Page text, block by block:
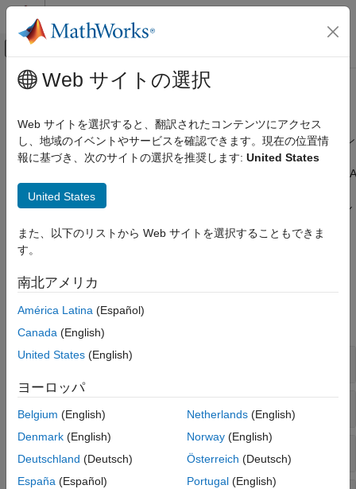
コンテンツへスキップ
オフキャンバス ナビゲーション メ
ドキュメンテーションのホーム
モデル化
モデリング ガイドライン
カテゴリ
Stateflow チャートの考慮事項
MATLAB 関数と MATLAB コードの考慮事項
コンフィギュレーション パラメーターの考
慮事項
要件の考慮事項
メインコンテンツ
MISRA C 準拠の考慮事項
モデリング スタイル、ブロックの使用およびコンフィギュレーシ
ョン設定を含む MISRA C:2012 および MISRA C:2023 への準拠
これらの高信頼性モデリング ガイドラインを使用すると、MISRA
C:2012 および MISRA C:2023 コーディング規約に準拠したコー
ドを生成する可能性を高めることを目的としてシステムをモデル
ックと MISRA C コーディング規約用のモデル アドバイザー チェ
ック
モデリング ガイドライン
すべて展開する
モデリング スタイル
コンフィギュレーション設定
Web サイトの選択
Web サイトを選択すると、翻訳されたコンテンツにアクセス
し、地域のイベントやサービスを確認できます。現在の位置情
報に基づき、次のサイトの選択を推奨します: United States
United States
また、以下のリストから Web サイトを選択することもできま
す。
南北アメリカ
América Latina (Español)
Canada (English)
United States (English)
ヨーロッパ
Belgium (English)
Denmark (English)
Deutschland (Deutsch)
España (Español)
Netherlands(English)
Norway(English)
Österreich (Deutsch)
Portugal(English)